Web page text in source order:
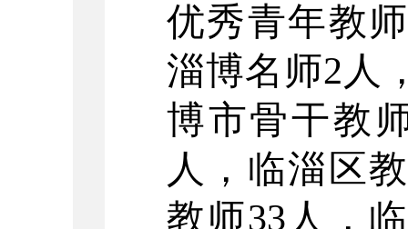
优秀青年教
淄博名师2人
博市骨干教
人，临淄区
教师33人，